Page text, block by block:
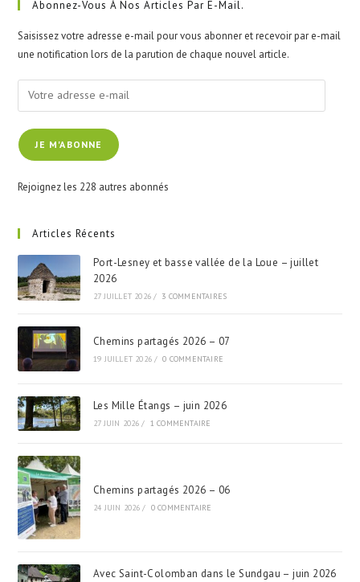
Abonnez-Vous À Nos Articles Par E-Mail.
Saisissez votre adresse e-mail pour vous abonner et recevoir par e-mail
une notification lors de la parution de chaque nouvel article.
Votre
adresse
e-
mailJE M'ABONNE
Rejoignez les 228 autres abonnés
Articles Récents
Port-Lesney et basse vallée de la Loue – juillet
2026
27 JUILLET 2026 / 3 COMMENTAIRES
Chemins partagés 2026 – 07
19 JUILLET 2026 / 0 COMMENTAIRE
Les Mille Étangs – juin 2026
27 JUIN 2026 / 1 COMMENTAIRE
Chemins partagés 2026 – 06
24 JUIN 2026 / 0 COMMENTAIRE
Avec Saint-Colomban dans le Sundgau – juin 2026